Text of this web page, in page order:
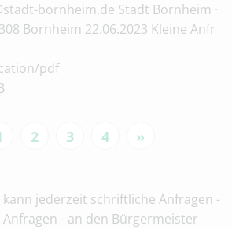
bornheim.de Stadt Bornheim ·
Bornheim 22.06.2023 Kleine Anfr
pdf
2 3 4 »
kann jederzeit schriftliche Anfragen -
- an den Bürgermeister